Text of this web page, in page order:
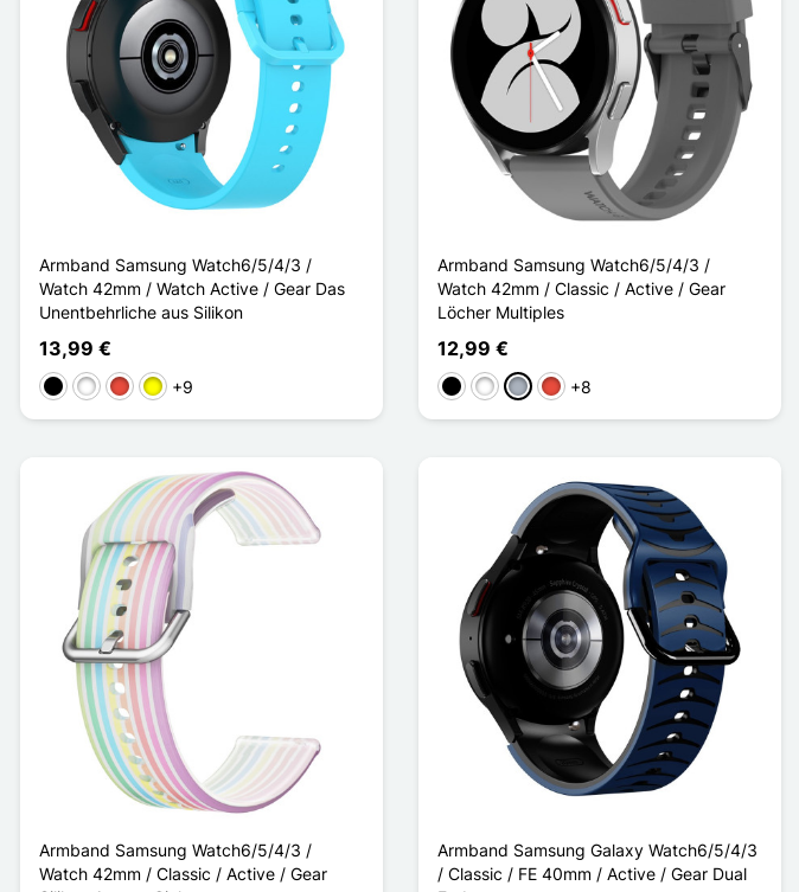
Armband Samsung Watch6/5/4/3 /
Watch 42mm / Watch Active / Gear Das
Unentbehrliche aus Silikon
13,99 €
Schwarz
WeißRot Gelb+9
Armband Samsung Watch6/5/4/3 /
Watch 42mm / Classic / Active / Gear
Löcher Multiples
12,99 €
Schwarz
WeißGrauRot +8
Armband Samsung Watch6/5/4/3 /
Watch 42mm / Classic / Active / Gear
Armband Samsung Galaxy Watch6/5/4/3
/ Classic / FE 40mm / Active / Gear Dual